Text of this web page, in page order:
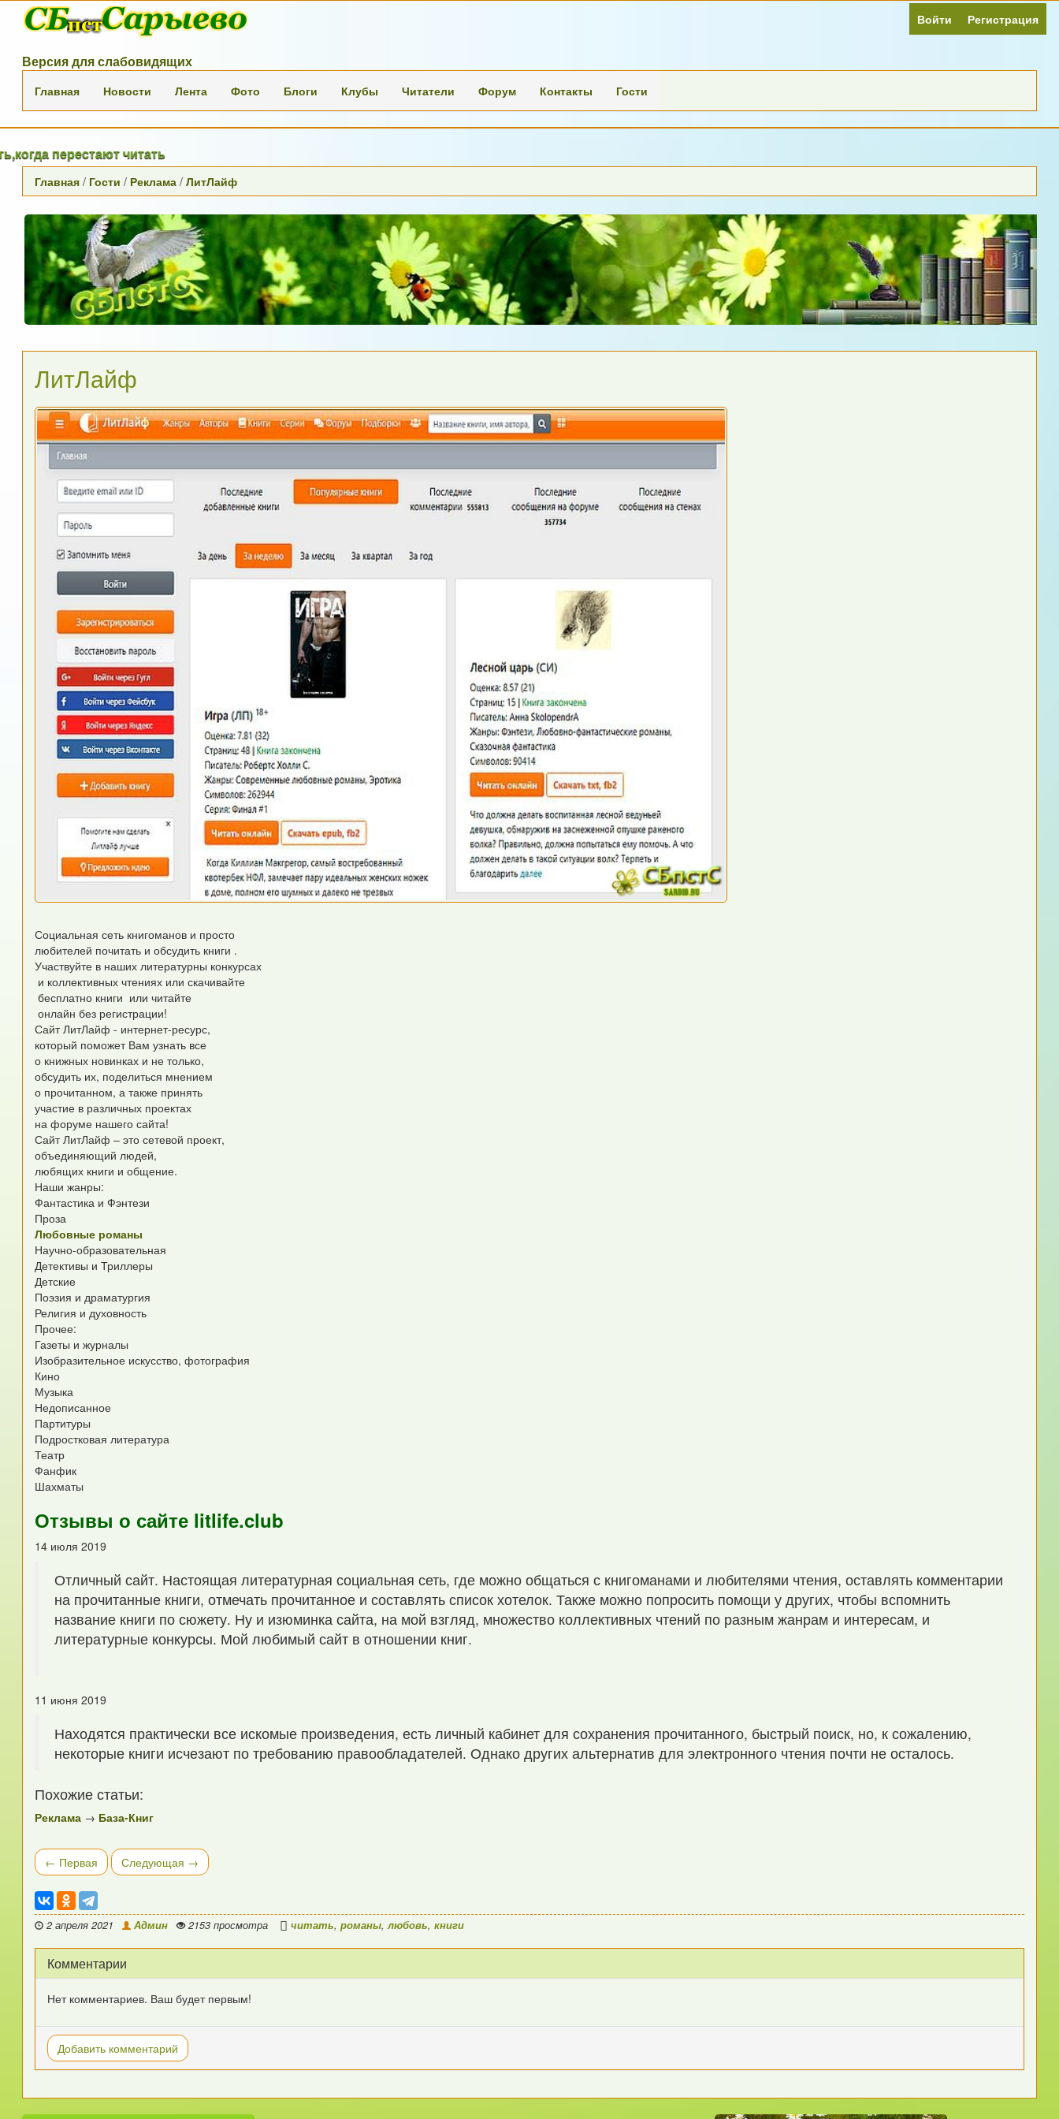
Войти Регистрация
Версия для слабовидящих
Главная Новости Лента Фото Блоги Клубы Читатели Форум Контакты Гости
читать
Главная / Гости / Реклама /ЛитЛайф
ЛитЛайф
Социальная сеть книгоманов и просто
любителей почитать и обсудить книги .
Участвуйте в наших литературны конкурсах
и коллективных чтениях или скачивайте
бесплатно книги или читайте
онлайн без регистрации!
Сайт ЛитЛайф - интернет-ресурс,
который поможет Вам узнать все
о книжных новинках и не только,
обсудить их, поделиться мнением
о прочитанном, а также принять
участие в различных проектах
на форуме нашего сайта!
Сайт ЛитЛайф – это сетевой проект,
объединяющий людей,
любящих книги и общение.
Наши жанры:
Фантастика и Фэнтези
Проза
Любовные романы
Научно-образовательная
Детективы и Триллеры
Детские
Поэзия и драматургия
Религия и духовность
Прочее:
Газеты и журналы
Изобразительное искусство, фотография
Кино
Музыка
Недописанное
Партитуры
Подростковая литература
Театр
Фанфик
Шахматы
Отзывы о сайте litlife.club
14 июля 2019
Отличный сайт. Настоящая литературная социальная сеть, где можно общаться с книгоманами и любителями чтения, оставлять комментарии
на прочитанные книги, отмечать прочитанное и составлять список хотелок. Также можно попросить помощи у других, чтобы вспомнить
название книги по сюжету. Ну и изюминка сайта, на мой взгляд, множество коллективных чтений по разным жанрам и интересам, и
литературные конкурсы. Мой любимый сайт в отношении книг.
11 июня 2019
Находятся практически все искомые произведения, есть личный кабинет для сохранения прочитанного, быстрый поиск, но, к сожалению,
некоторые книги исчезают по требованию правообладателей. Однако других альтернатив для электронного чтения почти не осталось.
Похожие статьи:
Реклама → База-Книг
← Первая Следующая →
2 апреля 2021 Админ 2153 просмотра читать,романы,любовь,книги
Комментарии
Нет комментариев. Ваш будет первым!
Добавить комментарий